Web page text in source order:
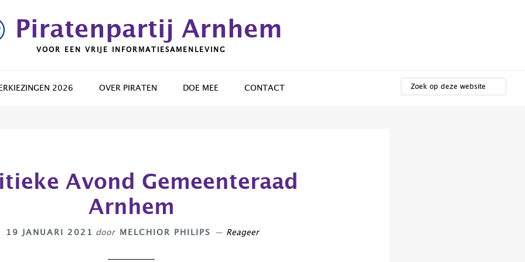
Piratenpartij Arnhem
VOOR EEN VRIJE INFORMATIESAMENLEVING
2026 OVER PIRATEN DOE MEE CONTACT
OP
DEZE
Avond Gemeenteraad
Arnhem
19 JANUARI 2021 door MELCHIOR PHILIPS Reageer